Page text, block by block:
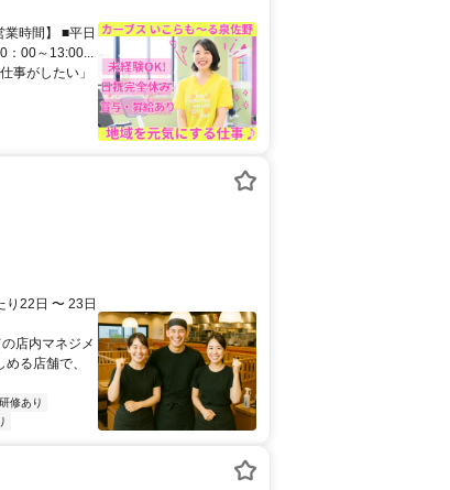
時間】 ■平日
：00～13:00...
したい」
り22日 〜 23日
店内マネジメ
る店舗で、
研修あり